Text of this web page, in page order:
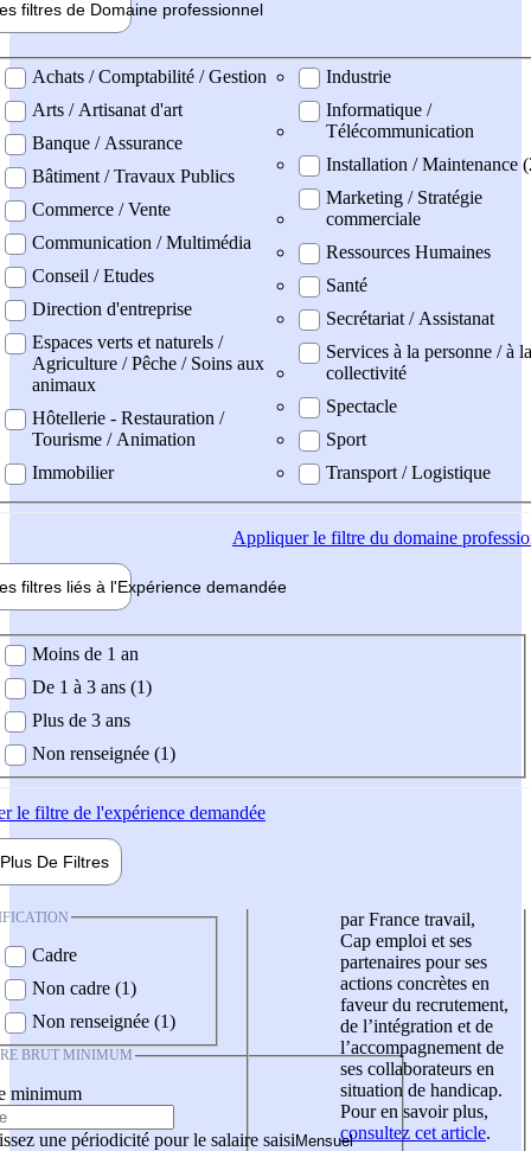
filtres de Domaine professionnel
professionel
Achats / Comptabilité / Gestion
Arts / Artisanat d'art
Banque / Assurance
Bâtiment / Travaux Publics
Commerce / Vente
Communication / Multimédia
Conseil / Etudes
Direction d'entreprise
Espaces verts et naturels /
Agriculture / Pêche / Soins aux
animaux
Hôtellerie - Restauration /
Tourisme / Animation
Immobilier
Industrie
Informatique /
Télécommunication
Installation / Maintenance
Marketing / Stratégie
commerciale
Ressources Humaines
Santé
Secrétariat / Assistanat
Services à la personne / à la
collectivité
Spectacle
Sport
Transport / Logistique
Appliquerle filtre du domaine
filtres liés à l'Expérience demandée
demandée
Moins de 1 an
De 1 à 3 ans (1)
Plus de 3 ans
Non renseignée (1)
le filtre de l'expérience demandée
Plus De Filtres
Cadre
Non cadre (1)
Non renseignée (1)
BRUT MINIMUM
minimum
une périodicité pour le salaire saisi
par France travail,
Cap emploi et ses
partenaires pour ses
actions concrètes en
faveur du recrutement,
de l’intégration et de
l’accompagnement de
ses collaborateurs en
situation de handicap.
Pour en savoir plus,
consultez cet article.